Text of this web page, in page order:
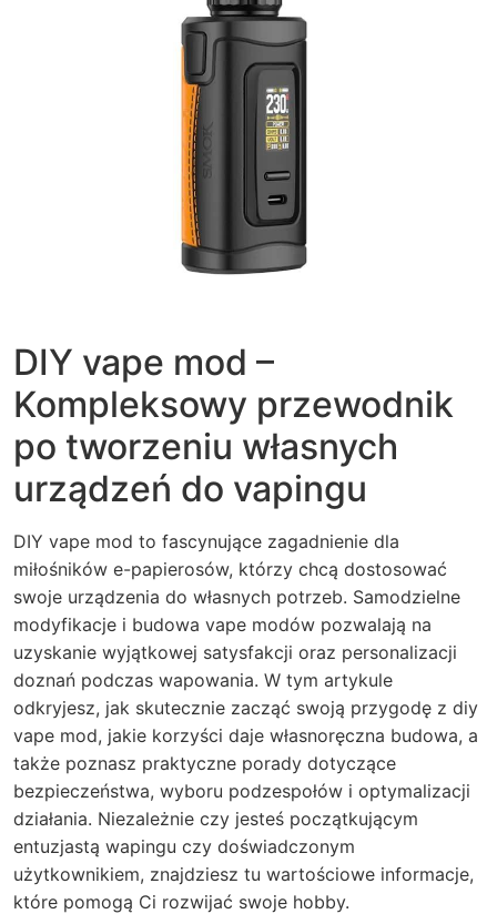
DIY vape mod –
Kompleksowy przewodnik
po tworzeniu własnych
urządzeń do vapingu
DIY vape mod to fascynujące zagadnienie dla
miłośników e-papierosów, którzy chcą dostosować
swoje urządzenia do własnych potrzeb. Samodzielne
modyfikacje i budowa vape modów pozwalają na
uzyskanie wyjątkowej satysfakcji oraz personalizacji
doznań podczas wapowania. W tym artykule
odkryjesz, jak skutecznie zacząć swoją przygodę z diy
vape mod, jakie korzyści daje własnoręczna budowa, a
także poznasz praktyczne porady dotyczące
bezpieczeństwa, wyboru podzespołów i optymalizacji
działania. Niezależnie czy jesteś początkującym
entuzjastą wapingu czy doświadczonym
użytkownikiem, znajdziesz tu wartościowe informacje,
które pomogą Ci rozwijać swoje hobby.